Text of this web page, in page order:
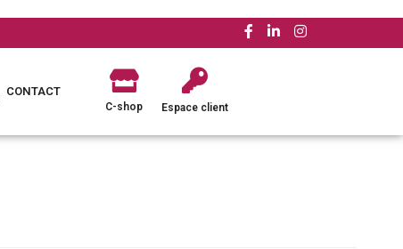
CONTACT
C-shop Espace client